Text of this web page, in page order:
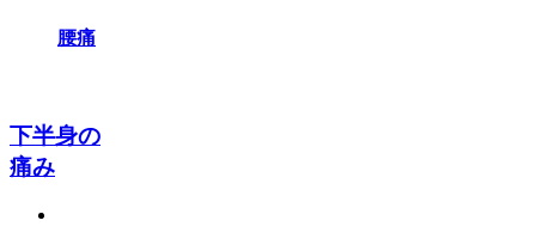
腰痛
下半身の
痛み